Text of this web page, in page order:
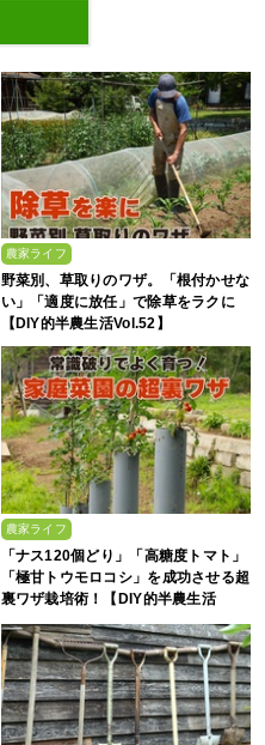
農家ライフ
野菜別、草取りのワザ。「根付かせな
い」「適度に放任」で除草をラクに
【DIY的半農生活Vol.52】
農家ライフ
「ナス120個どり」「高糖度トマト」
「極甘トウモロコシ」を成功させる超
裏ワザ栽培術！【DIY的半農生活
Vol.49】